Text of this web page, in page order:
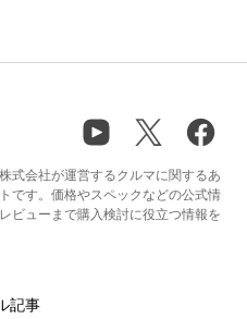
式会社が運営するクルマに関するあ
です。価格やスペックなどの公式情
ビューまで購入検討に役立つ情報を
記事